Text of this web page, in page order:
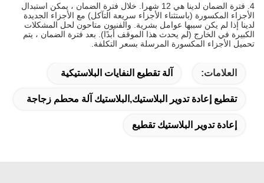
4. فترة الضمان لدينا هي 12 شهرا.
خلال فترة الضمان ، يمكن استبدال
الأجزاء المكسورة (باستثناء الأجزاء سريعة التآكل) مع الأجزاء الجديدة
لدينا إذا لم يكن سببها عوامل بشرية.
والفنيون متاحون لحل المشكلات
الكبيرة في الخارج (لم يحدث هذا الموقف أبدًا).
بعد فترة الضمان ، يتم
تحميل الأجزاء المكسورة المرسلة بسعر التكلفة.
العلامات: آلة تقطيع النفايات البلاستيكية
تقطيع إعادة تدوير البلاستيك,البلاستيك آلة محطم زجاجة
إعادة تدوير البلاستيك تقطيع